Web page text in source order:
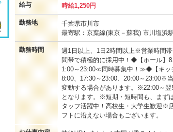
給与 時給1,250円
勤務地
千葉県市川市
最寄駅：京葉線(東京－蘇我) 市川塩浜
勤務時間
週1日以上、1日2時間以上※営業時間
間帯で積極的に採用中！◆【ホール】
1:00～23:00≪同時募集中！≫◆【キッ
8:00、17:30～23:00、20:00～23:00※
変動する場合があります。※22:00～
となります。※短期・短時間も、まず
タッフ活躍中！高校生・大学生歓迎※
フトに沿えない場合もございます。